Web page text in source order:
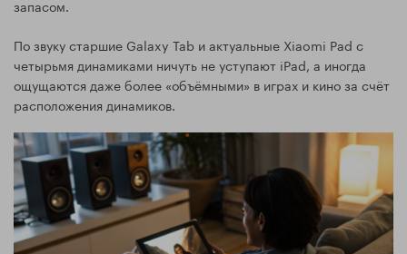
запасом.
По звуку старшие Galaxy Tab и актуальные Xiaomi Pad с
четырьмя динамиками ничуть не уступают iPad, а иногда
ощущаются даже более «объёмными» в играх и кино за счёт
расположения динамиков.